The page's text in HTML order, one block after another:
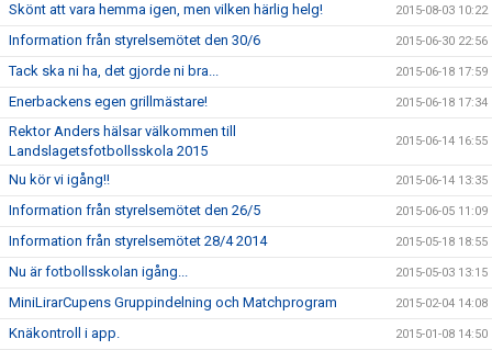
Skönt att vara hemma igen, men vilken härlig helg! 2015-08-03 10:22
Information från styrelsemötet den 30/6 2015-06-30 22:56
Tack ska ni ha, det gjorde ni bra... 2015-06-18 17:59
Enerbackens egen grillmästare! 2015-06-18 17:34
Rektor Anders hälsar välkommen till
Landslagetsfotbollsskola 2015
2015-06-14 16:55
Nu kör vi igång!! 2015-06-14 13:35
Information från styrelsemötet den 26/5 2015-06-05 11:09
Information från styrelsemötet 28/4 2014 2015-05-18 18:55
Nu är fotbollsskolan igång... 2015-05-03 13:15
MiniLirarCupens Gruppindelning och Matchprogram 2015-02-04 14:08
Knäkontroll i app. 2015-01-08 14:50